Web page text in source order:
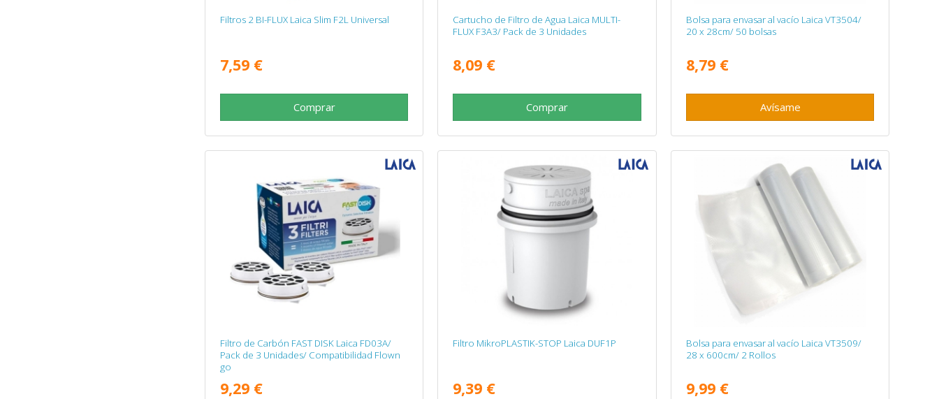
Filtros 2 BI-FLUX Laica Slim F2L Universal
7,59 €
Comprar
Cartucho de Filtro de Agua Laica MULTI-
FLUX F3A3/ Pack de 3 Unidades
8,09 €
Comprar
Bolsa para envasar al vacío Laica VT3504/
20 x 28cm/ 50 bolsas
8,79 €
Avísame
Filtro de Carbón FAST DISK Laica FD03A/
Pack de 3 Unidades/ Compatibilidad Flown
go
9,29 €
Filtro MikroPLASTIK-STOP Laica DUF1P
9,39 €
Bolsa para envasar al vacío Laica VT3509/
28 x 600cm/ 2 Rollos
9,99 €